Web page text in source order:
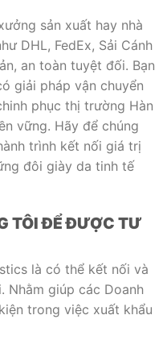
sản xuất hay nhà
DHL, FedEx, Sải Cánh
an toàn tuyệt đối. Bạn
giải pháp vận chuyển
phục thị trường Hàn
vững. Hãy để chúng
trình kết nối giá trị
đôi giày da tinh tế
TÔI ĐỂ ĐƯỢC TƯ
là có thể kết nối và
Nhằm giúp các Doanh
trong việc xuất khẩu